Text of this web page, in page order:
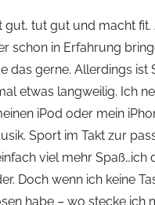
n
Y
v
o
n
n
e
gut, tut gut und macht fit.
schon in Erfahrung
das gerne. Allerdings ist
etwas langweilig. Ich
iPod oder mein
Sport im Takt zur
viel mehr Spaß…ich
Doch wenn ich keine
habe – wo stecke ich